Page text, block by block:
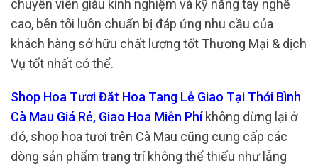
chuyên viên giàu kinh nghiệm và kỹ năng tay nghề
cao, bên tôi luôn chuẩn bị đáp ứng nhu cầu của
khách hàng sở hữu chất lượng tốt Thương Mại & dịch
Vụ tốt nhất có thể.
Shop Hoa Tươi Đăt Hoa Tang Lễ Giao Tại Thới Bình
Cà Mau Giá Rẻ, Giao Hoa Miễn Phíkhông dừng lại ở
đó, shop hoa tươi trên Cà Mau cũng cung cấp các
dòng sản phẩm trang trí không thể thiếu như lẵng